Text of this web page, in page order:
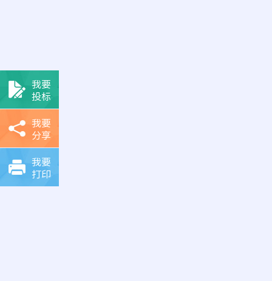
我要
投标
我要
分享
我要
打印